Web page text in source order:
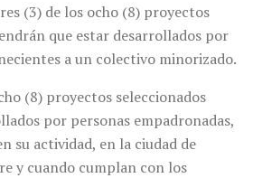
(3) de los ocho (8) proyectos
que estar desarrollados por
a un colectivo minorizado.
(8) proyectos seleccionados
por personas empadronadas,
su actividad, en la ciudad de
y cuando cumplan con los